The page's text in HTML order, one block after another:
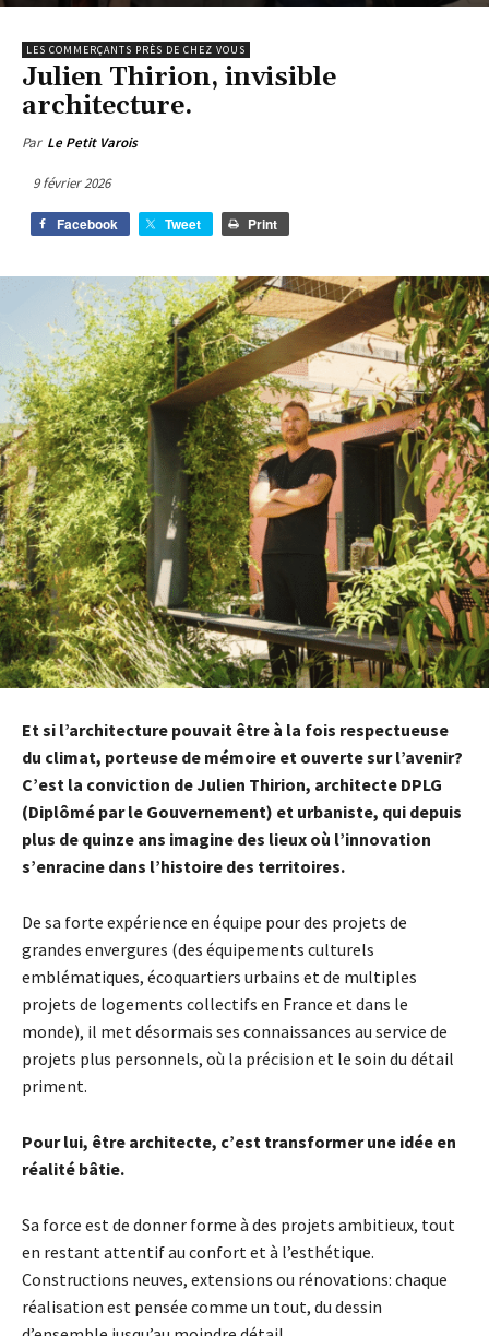
LES COMMERÇANTS PRÈS DE CHEZ VOUS
Julien Thirion, invisible
architecture.
Par Le Petit Varois
9 février 2026
Facebook Tweet Print
Et si l’architecture pouvait être à la fois respectueuse
du climat, porteuse de mémoire et ouverte sur l’avenir?
C’est la conviction de Julien Thirion, architecte DPLG
(Diplômé par le Gouvernement) et urbaniste, qui depuis
plus de quinze ans imagine des lieux où l’innovation
s’enracine dans l’histoire des territoires.
De sa forte expérience en équipe pour des projets de
grandes envergures (des équipements culturels
emblématiques, écoquartiers urbains et de multiples
projets de logements collectifs en France et dans le
monde), il met désormais ses connaissances au service de
projets plus personnels, où la précision et le soin du détail
priment.
Pour lui, être architecte, c’est transformer une idée en
réalité bâtie.
Sa force est de donner forme à des projets ambitieux, tout
en restant attentif au confort et à l’esthétique.
Constructions neuves, extensions ou rénovations: chaque
réalisation est pensée comme un tout, du dessin